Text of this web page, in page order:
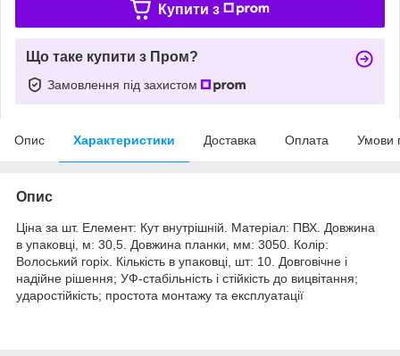
Купити з
Що таке купити з Пром?
Замовлення під захистом
Опис Характеристики Доставка Оплата Умови
Опис
Ціна за шт. Елемент: Кут внутрішній. Матеріал: ПВХ. Довжина
в упаковці, м: 30,5. Довжина планки, мм: 3050. Колір:
Волоський горіх. Кількість в упаковці, шт: 10. Довговічне і
надійне рішення; УФ-стабільність і стійкість до вицвітання;
ударостійкість; простота монтажу та експлуатації